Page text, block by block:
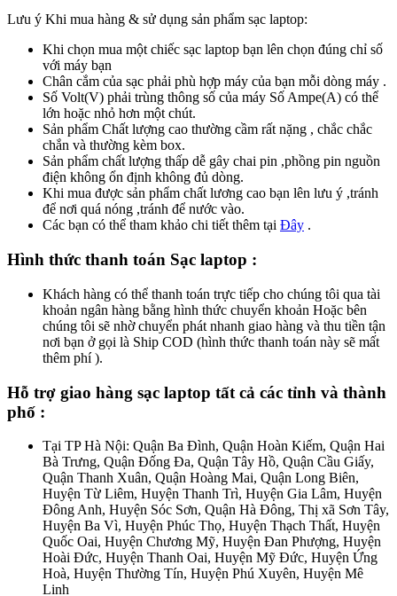
Lưu ý Khi mua hàng & sử dụng sản phẩm sạc laptop:
Khi chọn mua một chiếc sạc laptop bạn lên chọn đúng chỉ số
với máy bạn
Chân cắm của sạc phải phù hợp máy của bạn mỗi dòng máy .
Số Volt(V) phải trùng thông số của máy Số Ampe(A) có thể
lớn hoặc nhỏ hơn một chút.
Sản phẩm Chất lượng cao thường cầm rất nặng , chắc chắc
chắn và thường kèm box.
Sản phẩm chất lượng thấp dễ gây chai pin ,phồng pin nguồn
điện không ổn định không đủ dòng.
Khi mua được sản phẩm chất lương cao bạn lên lưu ý ,tránh
để nơi quá nóng ,tránh để nước vào.
Các bạn có thể tham khảo chi tiết thêm tại Đây .
Hình thức thanh toán Sạc laptop :
Khách hàng có thể thanh toán trực tiếp cho chúng tôi qua tài
khoản ngân hàng bằng hình thức chuyển khoản Hoặc bên
chúng tôi sẽ nhờ chuyển phát nhanh giao hàng và thu tiền tận
nơi bạn ở gọi là Ship COD (hình thức thanh toán này sẽ mất
thêm phí ).
Hỗ trợ giao hàng sạc laptop tất cả các tỉnh và thành
phố :
Tại TP Hà Nội: Quận Ba Đình, Quận Hoàn Kiếm, Quận Hai
Bà Trưng, Quận Đống Đa, Quận Tây Hồ, Quận Cầu Giấy,
Quận Thanh Xuân, Quận Hoàng Mai, Quận Long Biên,
Huyện Từ Liêm, Huyện Thanh Trì, Huyện Gia Lâm, Huyện
Đông Anh, Huyện Sóc Sơn, Quận Hà Đông, Thị xã Sơn Tây,
Huyện Ba Vì, Huyện Phúc Thọ, Huyện Thạch Thất, Huyện
Quốc Oai, Huyện Chương Mỹ, Huyện Đan Phượng, Huyện
Hoài Đức, Huyện Thanh Oai, Huyện Mỹ Đức, Huyện Ứng
Hoà, Huyện Thường Tín, Huyện Phú Xuyên, Huyện Mê
Linh